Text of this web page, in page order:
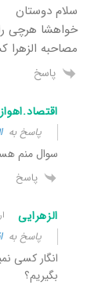
سلام دوستان
خواهشا هرچی
مصاحبه
پاسخ
اقتصاد.اهواز
پاسخ به
سوال منم
پاسخ
الزهرایی
پاسخ به
انگار کسی
بگیریم؟